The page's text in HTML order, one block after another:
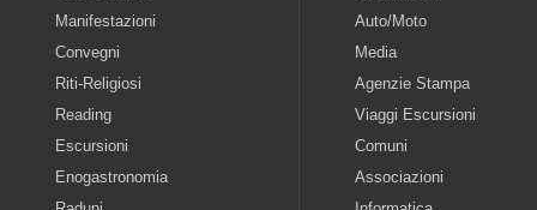
Manifestazioni
Convegni
Riti-Religiosi
Reading
Escursioni
Enogastronomia
Auto/Moto
Media
Agenzie Stampa
Viaggi Escursioni
Comuni
Associazioni